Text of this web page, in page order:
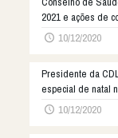
2021 e ações de
10/12/2020
Presidente da
especial de natal
10/12/2020